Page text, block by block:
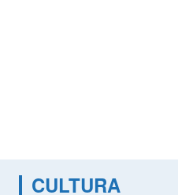
CULTURA